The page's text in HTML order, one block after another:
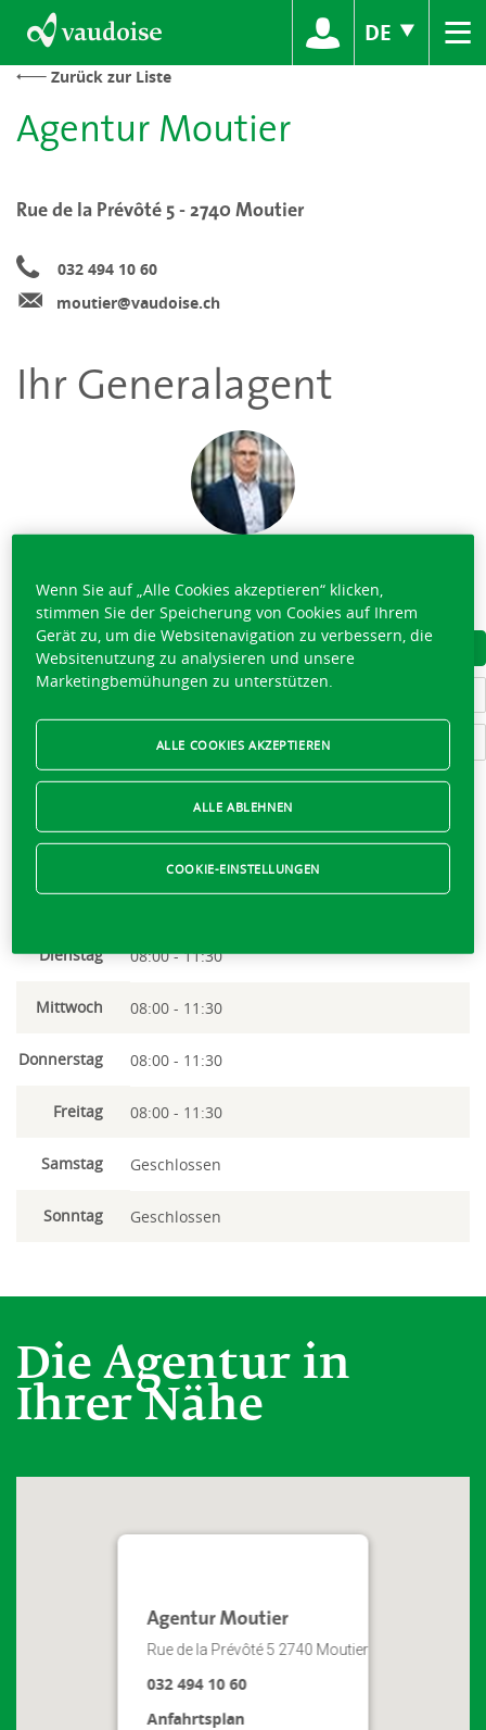
DE ≡
Zurück zur Liste
Agentur Moutier
Rue de la Prévôté 5 - 2740 Moutier
032 494 10 60
moutier@vaudoise.ch
Ihr Generalagent
032 494 10 60
VISITENKARTE HERUNTERLADEN
LERNEN SIE DAS TEAM KENNEN
SCHREIBEN SIE AN ANGELO VENTURELLA
Momentan geschlossen,öffnet morgen um 08:00
Dienstag 08:00 - 11:30
Mittwoch 08:00 - 11:30
Donnerstag 08:00 - 11:30
Freitag 08:00 - 11:30
Samstag Geschlossen
Sonntag Geschlossen
Die Agentur in
Ihrer Nähe
Agentur Moutier
Rue de la Prévôté 5 2740 Moutier
032 494 10 60
Anfahrtsplan
Wenn Sie auf „Alle Cookies akzeptieren“ klicken,
stimmen Sie der Speicherung von Cookies auf Ihrem
Gerät zu, um die Websitenavigation zu verbessern, die
Websitenutzung zu analysieren und unsere
Marketingbemühungen zu unterstützen.
ALLE ABLEHNEN
ALLE COOKIES AKZEPTIEREN
COOKIE-EINSTELLUNGEN